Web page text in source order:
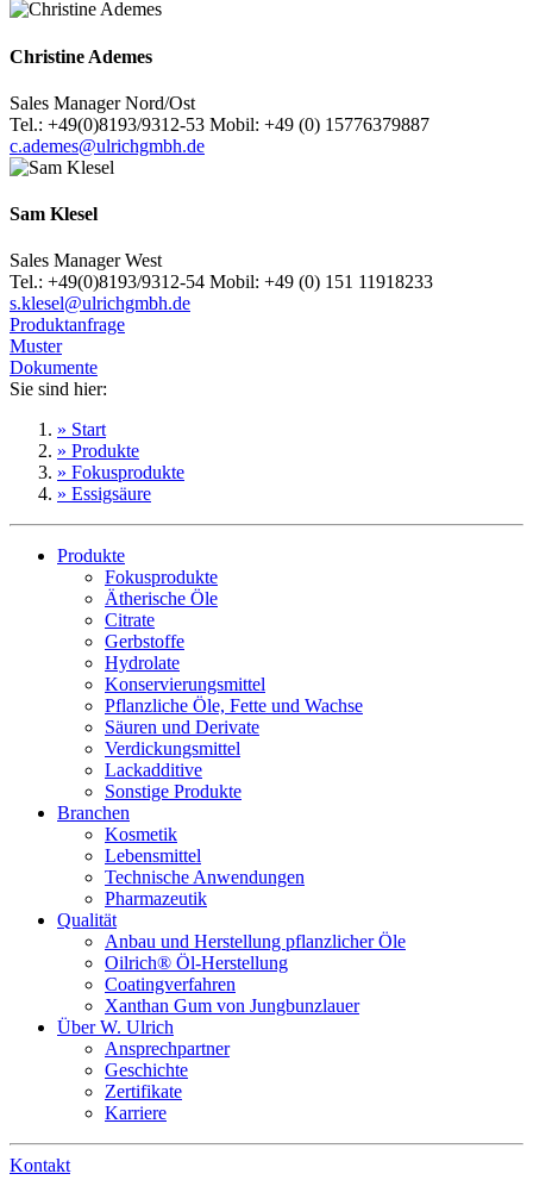
Christine Ademes
Sales Manager Nord/Ost
Tel.: +49(0)8193/9312-53 Mobil: +49 (0) 15776379887
c.ademes@ulrichgmbh.de
Sam Klesel
Sales Manager West
Tel.: +49(0)8193/9312-54 Mobil: +49 (0) 151 11918233
s.klesel@ulrichgmbh.de
Produktanfrage
Muster
Dokumente
Sie sind hier:
» Start
» Produkte
» Fokusprodukte
» Essigsäure
Produkte
Fokusprodukte
Ätherische Öle
Citrate
Gerbstoffe
Hydrolate
Konservierungsmittel
Pflanzliche Öle, Fette und Wachse
Säuren und Derivate
Verdickungsmittel
Lackadditive
Sonstige Produkte
Branchen
Kosmetik
Lebensmittel
Technische Anwendungen
Pharmazeutik
Qualität
Anbau und Herstellung pflanzlicher Öle
Oilrich® Öl-Herstellung
Coatingverfahren
Xanthan Gum von Jungbunzlauer
Über W. Ulrich
Ansprechpartner
Geschichte
Zertifikate
Karriere
Kontakt